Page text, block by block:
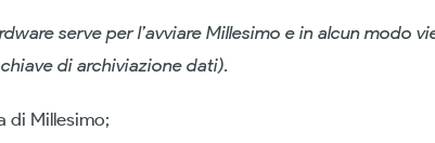
serve per l’avviare Millesimo e in alcun modo
di archiviazione dati).
di Millesimo;